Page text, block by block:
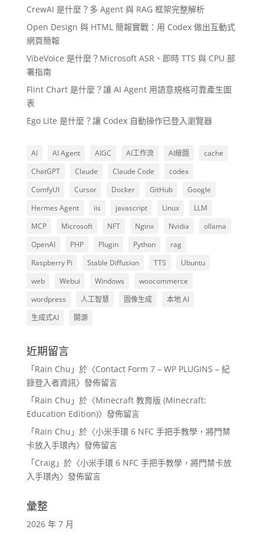
CrewAI 是什麼？多 Agent 與 RAG 框架完整解析
Open Design 與 HTML 簡報實戰：用 Codex 做出互動式
網頁簡報
VibeVoice 是什麼？Microsoft ASR、即時 TTS 與 CPU 部
署指南
Flint Chart 是什麼？讓 AI Agent 用語意規格可靠產生圖
表
Ego Lite 是什麼？讓 Codex 自動操作已登入瀏覽器
AI AI Agent AIGC AI工作流 AI繪圖
cache
ChatGPT
Claude Claude Code
codex
ComfyUI
Cursor Docker GitHub
Google
Hermes Agent
iis javascript Linux
LLM
MCP
Microsoft NFT Nginx Nvidia
ollama
OpenAI
PHP Plugin Python
rag
Raspberry Pi
Stable Diffusion TTS
Ubuntu
web
Webui Windows
woocommerce
wordpress
人工智慧 圖像生成
本地 AI
生成式AI
開源
近期留言
「Rain Chu 」於〈Contact Form 7 – WP PLUGINS – 紀
錄登入者資訊〉發佈留言
「Rain Chu 」於〈Minecraft 教育版 (Minecraft:
Education Edition)〉發佈留言
「Rain Chu 」於〈小米手環 6 NFC 手把手教學，將門禁
卡放入手環內〉發佈留言
「Craig」於〈小米手環 6 NFC 手把手教學，將門禁卡放
入手環內〉發佈留言
彙整
2026 年 7 月